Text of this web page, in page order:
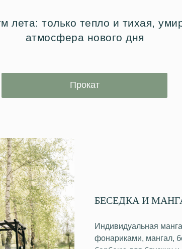
лета: только тепло и тихая,
атмосфера нового дня
Прокат
БЕСЕДКА И
Индивидуальная
фонариками, мангал,